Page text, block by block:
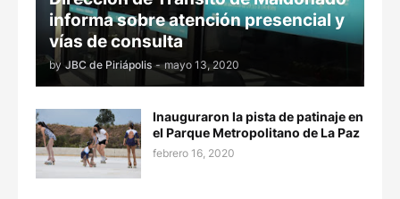
informa sobre atención presencial y
vías de consulta
by JBC de Piriápolis - mayo 13, 2020
Inauguraron la pista de patinaje en
el Parque Metropolitano de La Paz
febrero 16, 2020